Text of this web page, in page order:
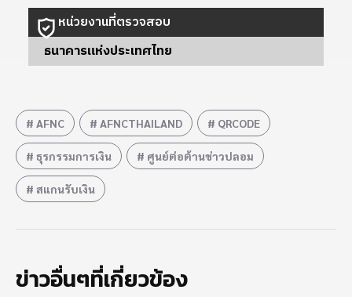
หน่วยงานที่ตรวจสอบ
ธนาคารแห่งประเทศไทย
AFNC AFNCTHAILAND QRCODE
ธุรกรรมการเงิน ศูนย์ต่อต้านข่าวปลอม
สแกนรับเงิน
ข่าวอื่นๆที่เกี่ยวข้อง